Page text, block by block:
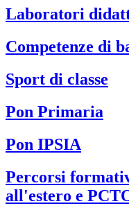
Laboratori
Competenze di
Sport di classe
Pon Primaria
Pon IPSIA
Percorsi
all'estero e